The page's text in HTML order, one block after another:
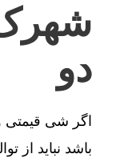
دو
اگر شی قیمتی
باشد نباید از